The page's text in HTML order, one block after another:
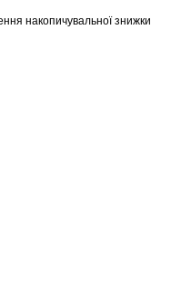
накопичувальної знижки